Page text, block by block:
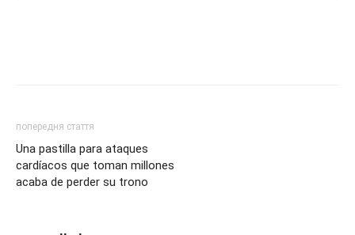
попередня стаття
Una pastilla para ataques
cardíacos que toman millones
acaba de perder su trono